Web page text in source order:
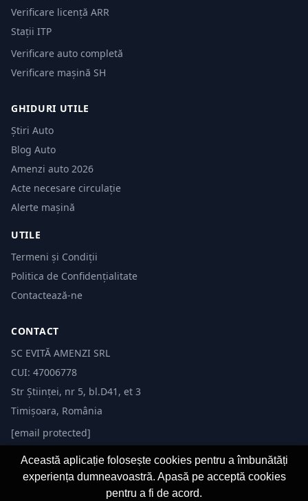
Verificare licență ARR
Stații ITP
Verificare auto completă
Verificare mașină SH
GHIDURI UTILE
Știri Auto
Blog Auto
Amenzi auto 2026
Acte necesare circulație
Alerte mașină
UTILE
Termeni și Condiții
Politica de Confidențialitate
Contactează-ne
CONTACT
SC EVITĂ AMENZI SRL
CUI: 47006778
Str Științei, nr 5, bl.D41, et 3
Timișoara, România
[email protected]
Această aplicație folosește cookies pentru a îmbunătăți
experiența dumneavoastră. Apasă pe acceptă cookies
pentru a fi de acord.